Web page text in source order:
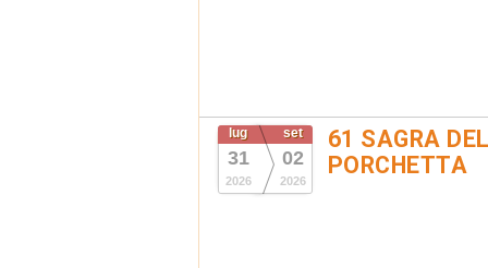
lug
31
2026
set
02
2026
61 SAGRA
PORCHETTA